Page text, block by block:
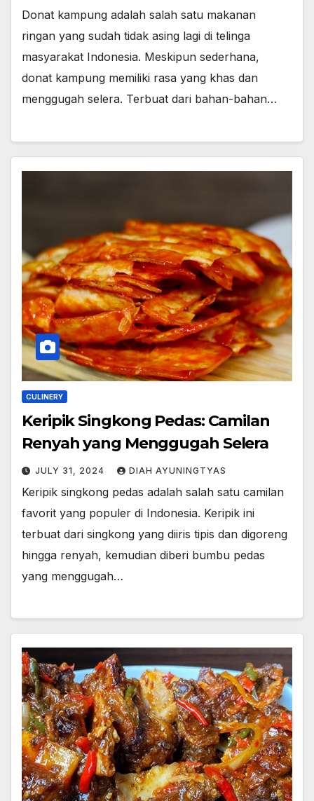
Donat kampung adalah salah satu makanan
ringan yang sudah tidak asing lagi di telinga
masyarakat Indonesia. Meskipun sederhana,
donat kampung memiliki rasa yang khas dan
menggugah selera. Terbuat dari bahan-bahan…
CULINERY
Keripik Singkong Pedas: Camilan
Renyah yang Menggugah Selera
JULY 31, 2024 DIAH AYUNINGTYAS
Keripik singkong pedas adalah salah satu camilan
favorit yang populer di Indonesia. Keripik ini
terbuat dari singkong yang diiris tipis dan digoreng
hingga renyah, kemudian diberi bumbu pedas
yang menggugah…